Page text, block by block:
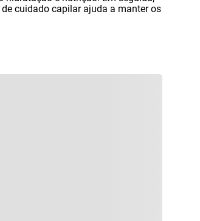
cuidado capilar ajuda a manter os